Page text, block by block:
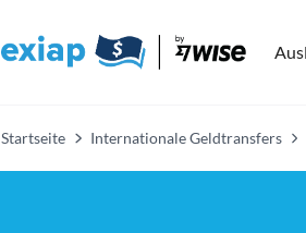
Startseite Internationale Geldtransfers